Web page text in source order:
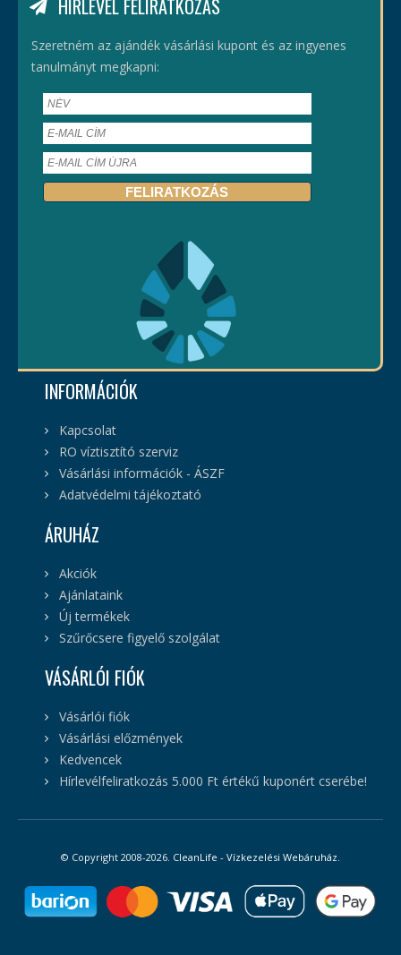
HÍRLEVÉL FELIRATKOZÁS
Szeretném az ajándék vásárlási kupont és az ingyenes
tanulmányt megkapni:
INFORMÁCIÓK
Kapcsolat
RO víztisztító szerviz
Vásárlási információk - ÁSZF
Adatvédelmi tájékoztató
ÁRUHÁZ
Akciók
Ajánlataink
Új termékek
Szűrőcsere figyelő szolgálat
VÁSÁRLÓI FIÓK
Vásárlói fiók
Vásárlási előzmények
Kedvencek
Hírlevélfeliratkozás 5.000 Ft értékű kuponért cserébe!
© Copyright 2008-2026. CleanLife - Vízkezelési Webáruház.